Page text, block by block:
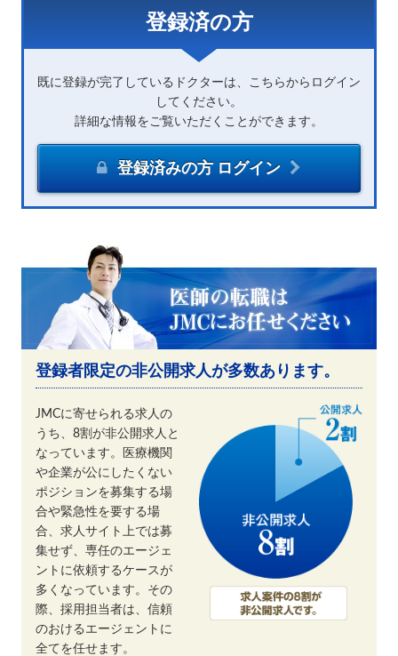
登録済の方
既に登録が完了しているドクターは、こちらからログイン
してください。
詳細な情報をご覧いただくことができます。
登録済みの方 ログイン
登録者限定の非公開求人が多数あります。
JMCに寄せられる求人の
うち、8割が非公開求人と
なっています。医療機関
や企業が公にしたくない
ポジションを募集する場
合や緊急性を要する場
合、求人サイト上では募
集せず、専任のエージェ
ントに依頼するケースが
多くなっています。その
際、採用担当者は、信頼
のおけるエージェントに
全てを任せます。